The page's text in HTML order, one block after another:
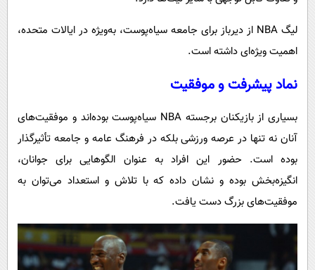
لیگ NBA از دیرباز برای جامعه سیاه‌پوست، به‌ویژه در ایالات متحده،
اهمیت ویژه‌ای داشته است.
نماد پیشرفت و موفقیت
بسیاری از بازیکنان برجسته NBA سیاه‌پوست بوده‌اند و موفقیت‌های
آنان نه تنها در عرصه ورزشی بلکه در فرهنگ عامه و جامعه تأثیرگذار
بوده است. حضور این افراد به عنوان الگوهایی برای جوانان،
انگیزه‌بخش بوده و نشان داده که با تلاش و استعداد می‌توان به
موفقیت‌های بزرگ دست یافت.